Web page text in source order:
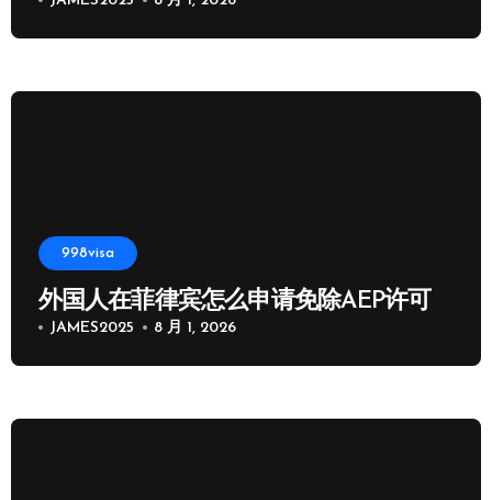
998visa
外国人在菲律宾怎么申请免除AEP许可
JAMES2025 8 月 1, 2026